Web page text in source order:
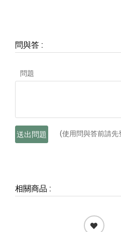
問與答 :
問題
送出問題 (使用問與答前請先
相關商品 :